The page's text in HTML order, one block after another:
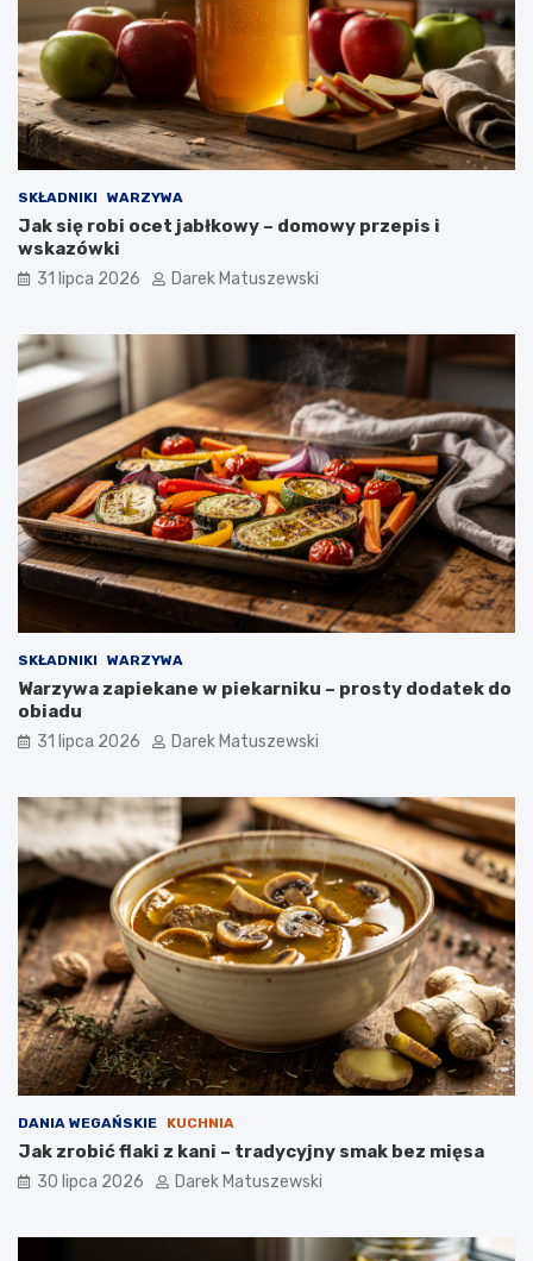
SKŁADNIKI WARZYWA
Jak się robi ocet jabłkowy – domowy przepis i
wskazówki
31 lipca 2026 Darek Matuszewski
SKŁADNIKI WARZYWA
Warzywa zapiekane w piekarniku – prosty dodatek do
obiadu
31 lipca 2026 Darek Matuszewski
DANIA WEGAŃSKIE KUCHNIA
Jak zrobić flaki z kani – tradycyjny smak bez mięsa
30 lipca 2026 Darek Matuszewski